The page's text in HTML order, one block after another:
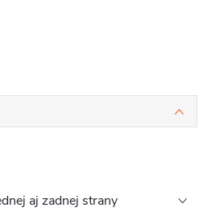
aj zadnej strany